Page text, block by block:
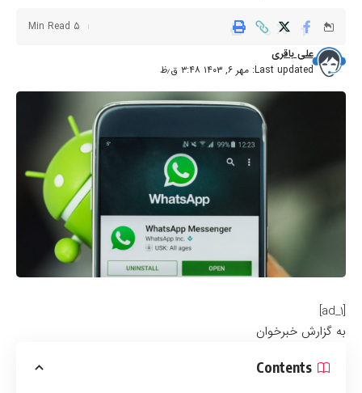
Last updated: مهر ۶, ۱۴۰۳ ۳:۴۸ ق٫ظ
علی باقری
5 Min Read
[ad_1]
به گزارش خبرخوان
Contents